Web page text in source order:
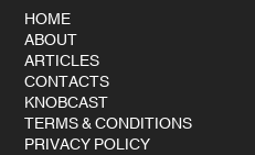
HOME
ABOUT
ARTICLES
CONTACTS
KNOBCAST
TERMS & CONDITIONS
PRIVACY POLICY